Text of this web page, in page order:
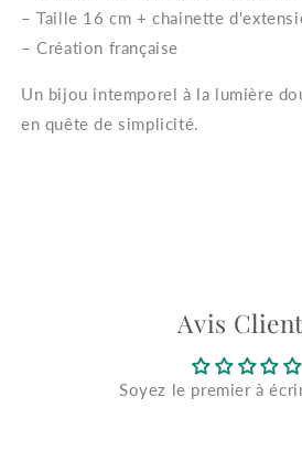
– Taille 16 cm + chainette
– Création française
Un bijou intemporel à la lumière
en quête de simplicité.
Avis
Soyez le premier à